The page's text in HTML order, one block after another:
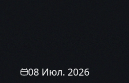
08 Июл. 2026